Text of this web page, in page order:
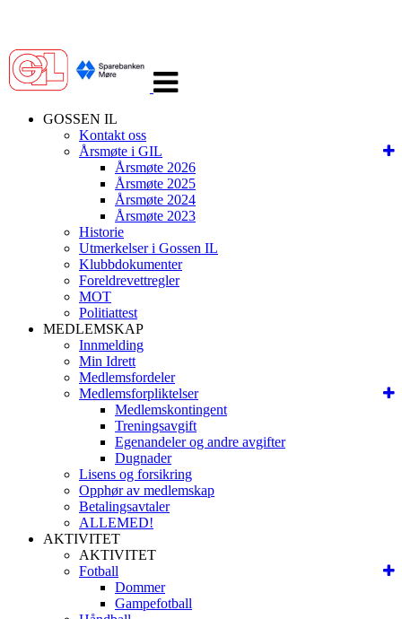
navigasjon
GOSSEN IL
Kontakt oss
Årsmøte i GIL
Årsmøte 2026
Årsmøte 2025
Årsmøte 2024
Årsmøte 2023
Historie
Utmerkelser i Gossen IL
Klubbdokumenter
Foreldrevettregler
MOT
Politiattest
MEDLEMSKAP
Innmelding
Min Idrett
Medlemsfordeler
Medlemsforpliktelser
Medlemskontingent
Treningsavgift
Egenandeler og andre avgifter
Dugnader
Lisens og forsikring
Opphør av medlemskap
Betalingsavtaler
ALLEMED!
AKTIVITET
AKTIVITET
Fotball
Dommer
Gampefotball